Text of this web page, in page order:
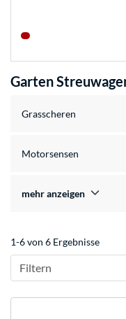
Garten
Grasscheren
Motorsensen
mehr anzeigen
1-6 von 6 Ergebnisse
Filtern